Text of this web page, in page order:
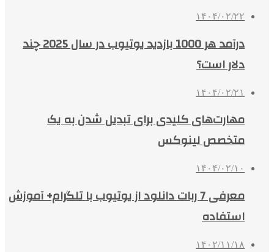
۱۴۰۴/۰۲/۲۲
درآمد هر 1000 بازدید یوتیوب در سال 2025 چند
دلار است؟
۱۴۰۴/۰۲/۲۱
مهارت‌های کلیدی برای تبدیل شدن به یک
متخصص لینوکس
۱۴۰۴/۰۲/۱۰
معرفی 7 ربات دانلود از یوتیوب با تلگرام+ آموزش
استفاده
۱۴۰۲/۱۱/۱۸